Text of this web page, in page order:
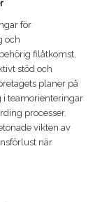
för
och
filåtkomst,
stöd och
planer på
teamorienteringar
processer.
vikten av
när